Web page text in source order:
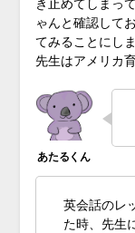
き止めてしまっ
ゃんと確認して
てみることにしま
先生はアメリカ
英会話のレ
た時、先生